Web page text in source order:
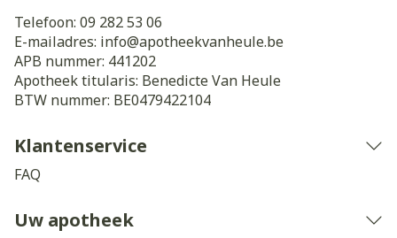
Telefoon: 09 282 53 06
E-mailadres: info@apotheekvanheule.be
APB nummer: 441202
Apotheek titularis: Benedicte Van Heule
BTW nummer: BE0479422104
Klantenservice
FAQ
Uw apotheek